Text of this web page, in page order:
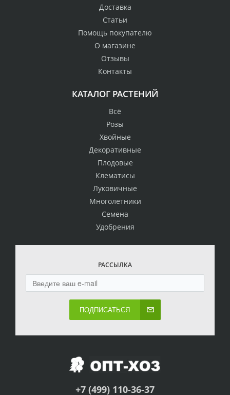
Доставка
Статьи
Помощь покупателю
О магазине
Отзывы
Контакты
КАТАЛОГ РАСТЕНИЙ
Всё
Розы
Хвойные
Декоративные
Плодовые
Клематисы
Луковичные
Многолетники
Семена
Удобрения
РАССЫЛКА
ПОДПИСАТЬСЯ
+7 (499) 110-36-37